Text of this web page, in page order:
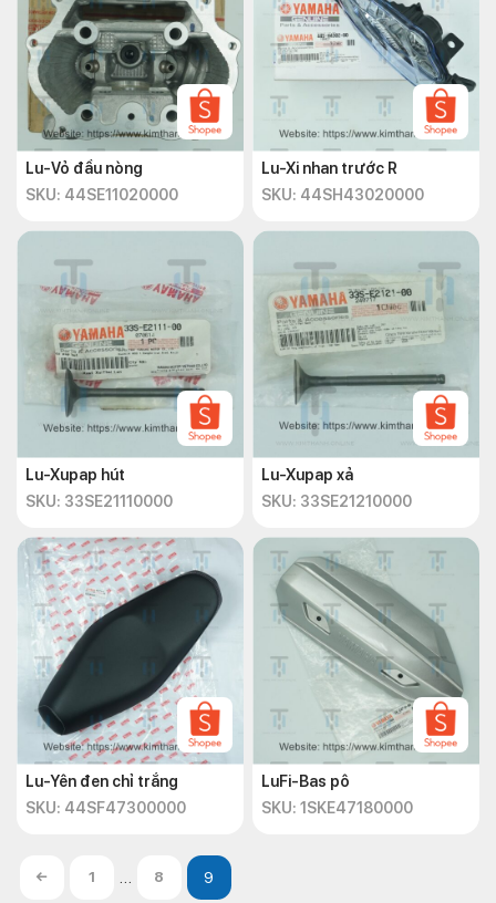
Lu-Vỏ đầu nòng
SKU: 44SE11020000
Lu-Xi nhan trước R
SKU: 44SH43020000
Lu-Xupap hút
SKU: 33SE21110000
Lu-Xupap xả
SKU: 33SE21210000
Lu-Yên đen chỉ trắng
SKU: 44SF47300000
LuFi-Bas pô
SKU: 1SKE47180000
← 1 … 8